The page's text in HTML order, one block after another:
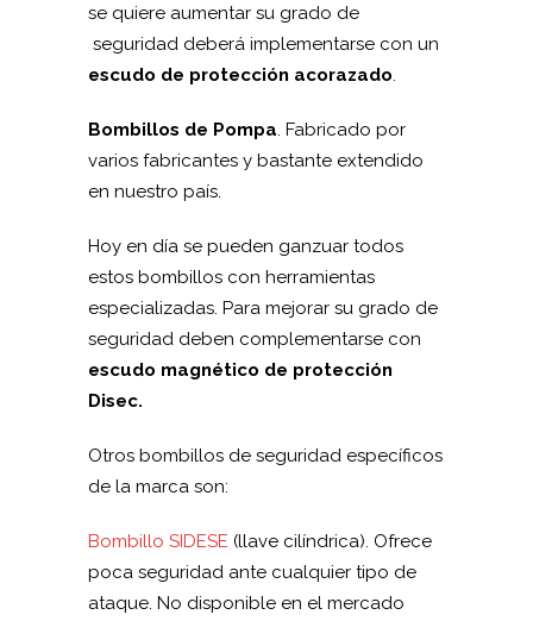
se quiere aumentar su grado de
seguridad deberá implementarse con un
escudo de protección acorazado.
Bombillos de Pompa. Fabricado por
varios fabricantes y bastante extendido
en nuestro país.
Hoy en día se pueden ganzuar todos
estos bombillos con herramientas
especializadas. Para mejorar su grado de
seguridad deben complementarse con
escudo magnético de protección
Disec.
Otros bombillos de seguridad específicos
de la marca son:
Bombillo SIDESE (llave cilíndrica). Ofrece
poca seguridad ante cualquier tipo de
ataque. No disponible en el mercado